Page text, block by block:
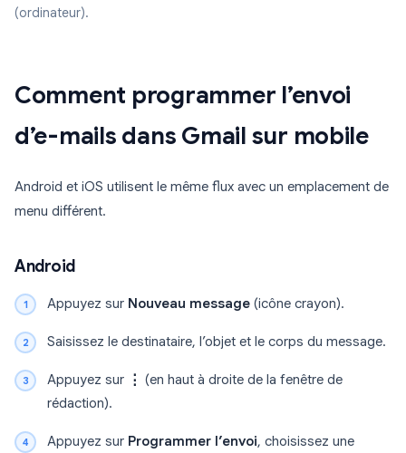
(ordinateur).
Comment programmer l’envoi
d’e-mails dans Gmail sur mobile
Android et iOS utilisent le même flux avec un emplacement de
menu différent.
Android
Appuyez sur Nouveau message (icône crayon).
Saisissez le destinataire, l’objet et le corps du message.
Appuyez sur ⋮ (en haut à droite de la fenêtre de
rédaction).
Appuyez sur Programmer l’envoi, choisissez une